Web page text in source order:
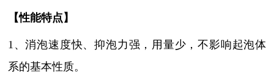
【性能特点】
1、消泡速度快、抑泡力强，用量少，不影响起泡体
系的基本性质。